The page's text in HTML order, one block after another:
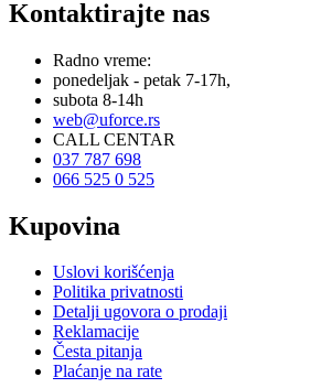
Kontaktirajte nas
Radno vreme:
ponedeljak - petak 7-17h,
subota 8-14h
web@uforce.rs
CALL CENTAR
037 787 698
066 525 0 525
Kupovina
Uslovi korišćenja
Politika privatnosti
Detalji ugovora o prodaji
Reklamacije
Česta pitanja
Plaćanje na rate